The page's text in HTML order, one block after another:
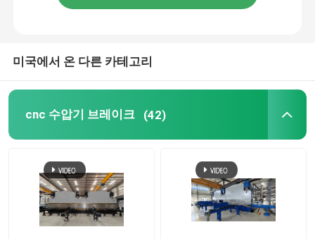
유압 깎는 기계
샷 가공 기계
절단기 CNC 플라즈마
막대기 교정기
선을 째는 강철 코일
미국에서 온 다른 카테고리
cnc 수압기 브레이크 (42)